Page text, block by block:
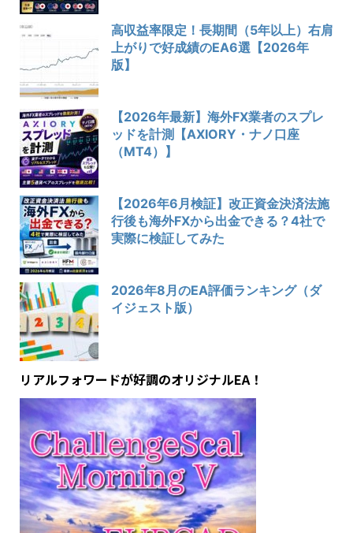
高収益率限定！長期間（5年以上）右肩
上がりで好成績のEA6選【2026年
版】
【2026年最新】海外FX業者のスプレ
ッドを計測【AXIORY・ナノ口座
（MT4）】
【2026年6月検証】改正資金決済法施
行後も海外FXから出金できる？4社で
実際に検証してみた
2026年8月のEA評価ランキング（ダ
イジェスト版）
リアルフォワードが好調のオリジナルEA！